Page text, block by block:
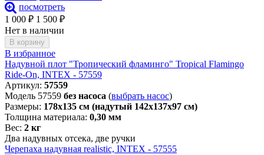
посмотреть
1 000 ₽ 1 500 ₽
Нет в наличии
В корзину
В избранное
Надувной плот "Тропический фламинго" Tropical Flamingo
Ride-On, INTEX - 57559
Артикул: 57559
Модель 57559 без насоса (выбрать насос)
Размеры: 178х135 см (надутый 142х137х97 см)
Толщина материала: 0,30 мм
Вес: 2 кг
Два надувных отсека, две ручки
Черепаха надувная realistic, INTEX - 57555